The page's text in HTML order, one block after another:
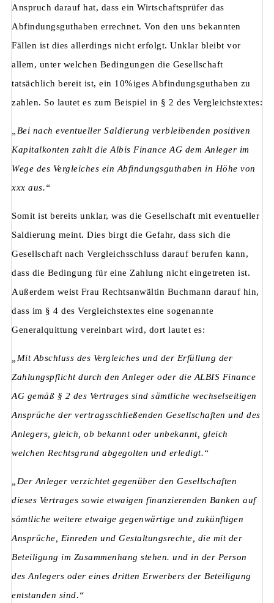
Anspruch darauf hat, dass ein Wirtschaftsprüfer das
Abfindungsguthaben errechnet. Von den uns bekannten
Fällen ist dies allerdings nicht erfolgt. Unklar bleibt vor
allem, unter welchen Bedingungen die Gesellschaft
tatsächlich bereit ist, ein 10%iges Abfindungsguthaben zu
zahlen. So lautet es zum Beispiel in § 2 des Vergleichstextes:
„Bei nach eventueller Saldierung verbleibenden positiven
Kapitalkonten zahlt die Albis Finance AG dem Anleger im
Wege des Vergleiches ein Abfindungsguthaben in Höhe von
xxx aus.“
Somit ist bereits unklar, was die Gesellschaft mit eventueller
Saldierung meint. Dies birgt die Gefahr, dass sich die
Gesellschaft nach Vergleichsschluss darauf berufen kann,
dass die Bedingung für eine Zahlung nicht eingetreten ist.
Außerdem weist Frau Rechtsanwältin Buchmann darauf hin,
dass im § 4 des Vergleichstextes eine sogenannte
Generalquittung vereinbart wird, dort lautet es:
„Mit Abschluss des Vergleiches und der Erfüllung der
Zahlungspflicht durch den Anleger oder die ALBIS Finance
AG gemäß § 2 des Vertrages sind sämtliche wechselseitigen
Ansprüche der vertragsschließenden Gesellschaften und des
Anlegers, gleich, ob bekannt oder unbekannt, gleich
welchen Rechtsgrund abgegolten und erledigt.“
„Der Anleger verzichtet gegenüber den Gesellschaften
dieses Vertrages sowie etwaigen finanzierenden Banken auf
sämtliche weitere etwaige gegenwärtige und zukünftigen
Ansprüche, Einreden und Gestaltungsrechte, die mit der
Beteiligung im Zusammenhang stehen. und in der Person
des Anlegers oder eines dritten Erwerbers der Beteiligung
entstanden sind.“